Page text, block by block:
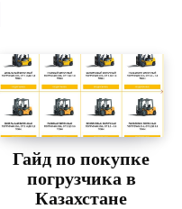
Гайд по покупке
погрузчика в
Казахстане